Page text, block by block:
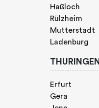
Haßloch
Rülzheim
Mutterstadt
Ladenburg
THURINGEN
Erfurt
Gera